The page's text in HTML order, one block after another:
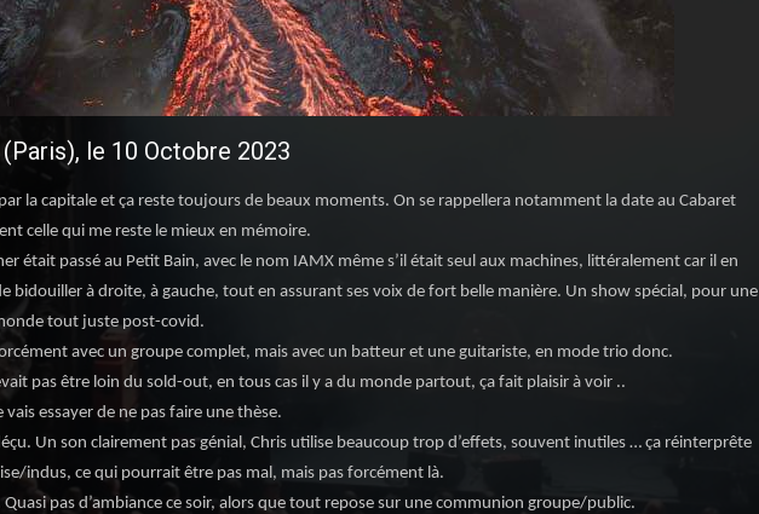
le 10 Octobre 2023
la capitale et ça reste toujours de beaux moments. On se rappellera notamment la date au Cabaret
celle qui me reste le mieux en mémoire.
était passé au Petit Bain, avec le nom IAMX même s’il était seul aux machines, littéralement car il en
bidouiller à droite, à gauche, tout en assurant ses voix de fort belle manière. Un show spécial, pour une
tout juste post-covid.
avec un groupe complet, mais avec un batteur et une guitariste, en mode trio donc.
pas être loin du sold-out, en tous cas il y a du monde partout, ça fait plaisir à voir ..
essayer de ne pas faire une thèse.
Un son clairement pas génial, Chris utilise beaucoup trop d’effets, souvent inutiles … ça réinterprête
indus, ce qui pourrait être pas mal, mais pas forcément là.
Quasi pas d’ambiance ce soir, alors que tout repose sur une communion groupe/public.